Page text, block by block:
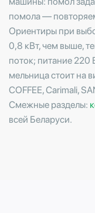
помола —
Ориентиры при
0,8 кВт, чем выше,
поток; питание 220
мельница стоит на
COFFEE, Carimali,
Смежные разделы:
всей Беларуси.